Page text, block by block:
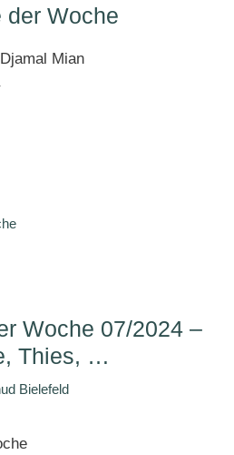
der Woche
Mian
Woche 07/2024 –
Thies, …
Bielefeld